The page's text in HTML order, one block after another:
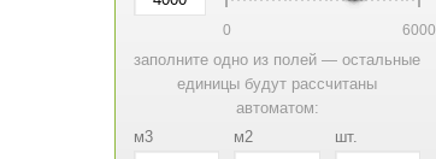
0 6000
заполните одно из полей — остальные
единицы будут рассчитаны
автоматом:
м3
м2 шт.